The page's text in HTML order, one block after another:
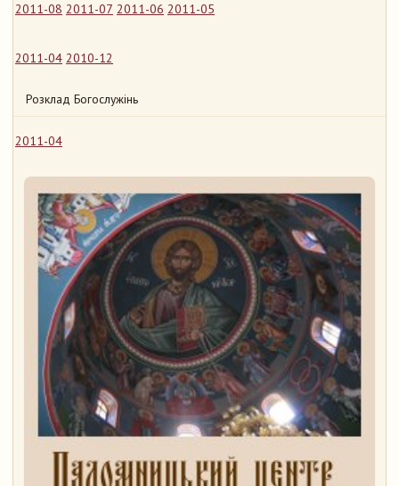
2011-08 2011-07 2011-06 2011-05
2011-04 2010-12
Розклад Богослужінь
2011-04